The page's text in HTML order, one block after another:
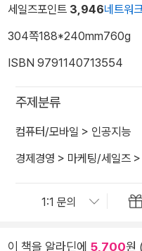
세일즈포인트 3,946네트워
304쪽188*240mm760g
ISBN 9791140713554
주제분류
컴퓨터/모바일 > 인공지능
경제경영 > 마케팅/세일즈 >
이 책을 알라딘에 5,700원 (